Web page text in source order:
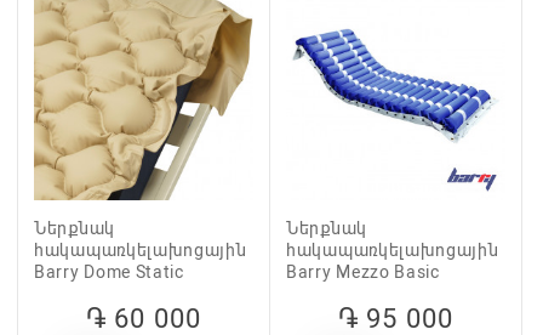
Ներքնակ
հակապառկելախոցային
Barry Dome Static
֏ 60 000
Ներքնակ
հակապառկելախոցային
Barry Mezzo Basic
֏ 95 000